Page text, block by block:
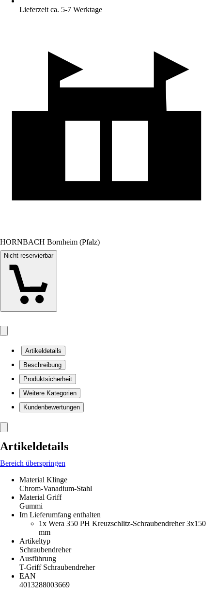
Lieferzeit ca. 5-7 Werktage
HORNBACH Bornheim (Pfalz)
Nicht reservierbar
Artikeldetails
Beschreibung
Produktsicherheit
Weitere Kategorien
Kundenbewertungen
Artikeldetails
Bereich überspringen
Material Klinge
Chrom-Vanadium-Stahl
Material Griff
Gummi
Im Lieferumfang enthalten
1x Wera 350 PH Kreuzschlitz-Schraubendreher 3x150
mm
Artikeltyp
Schraubendreher
Ausführung
T-Griff Schraubendreher
EAN
4013288003669